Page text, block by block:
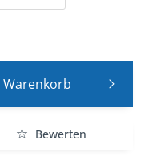
Warenkorb
Bewerten